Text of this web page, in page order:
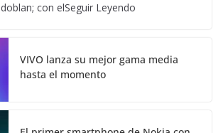
con elSeguir Leyendo
VIVO lanza su mejor gama media
hasta el momento